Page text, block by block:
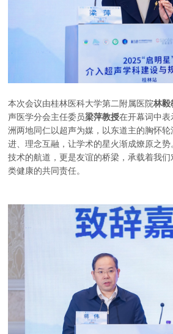
本次会议由桂林医科大学第二附属医院林毅
声医学分会主任委员梁萍教授在开幕词中
洲两地同仁以超声为媒，以东道主的胸怀
进、理念互融，让学术的星火渐成燎原之势
技术的航道，更是友谊的桥梁，承载着我
类健康的共同责任。